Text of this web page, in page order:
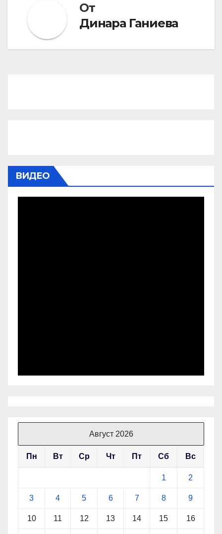
От
Динара Ганиева
ВИДЕО
Август 2026
Пн Вт Ср Чт Пт Сб Вс
1 2
3 4 5 6 7 8 9
10 11 12 13 14 15 16